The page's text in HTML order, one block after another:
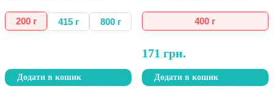
200 г 415 г 800 г
Додати в кошик
можна
вибрати
товару
400 г
171 грн.
Додати в кошик
вибрати
на
сторінці
товару